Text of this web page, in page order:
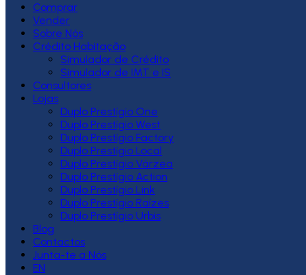
Comprar
Vender
Sobre Nós
Crédito Habitação
Simulador de Crédito
Simulador de IMT e IS
Consultores
Lojas
Duplo Prestígio One
Duplo Prestígio West
Duplo Prestígio Factory
Duplo Prestígio Local
Duplo Prestígio Várzea
Duplo Prestígio Action
Duplo Prestígio Link
Duplo Prestígio Raízes
Duplo Prestígio Urbis
Blog
Contactos
Junta-te a Nós
EN